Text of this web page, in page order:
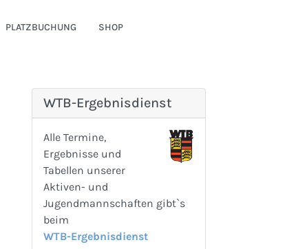
PLATZBUCHUNG SHOP
WTB-Ergebnisdienst
Alle Termine,
Ergebnisse und
Tabellen unserer
Aktiven- und
Jugendmannschaften gibt`s
beim
WTB-Ergebnisdienst